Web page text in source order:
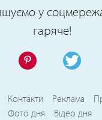
у
гаряче!
Контакти Реклама
Фото дня
Відео дня